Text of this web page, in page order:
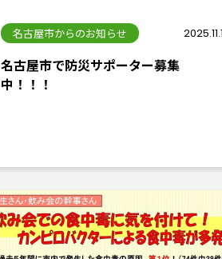
名古屋市からのお知らせ
名古屋市で防災サポーター募集
中！！！